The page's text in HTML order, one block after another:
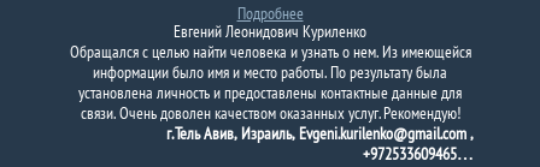
Подробнее
Евгений Леонидович Куриленко
Обращался с целью найти человека и узнать о нем. Из имеющейся
информации было имя и место работы. По результату была
установлена ​​личность и предоставлены контактные данные для
связи. Очень доволен качеством оказанных услуг. Рекомендую!
г. Тель Авив, Израиль, Evgeni.kurilenko@gmail.com ,
+972533609465…